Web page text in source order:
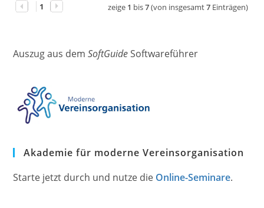
zeige 1 bis7(von insgesamt7Einträgen)
1
Auszug aus demSoftGuideSoftwareführer
Akademie für moderne Vereinsorganisation
Starte jetzt durch und nutze die Online-Seminare.